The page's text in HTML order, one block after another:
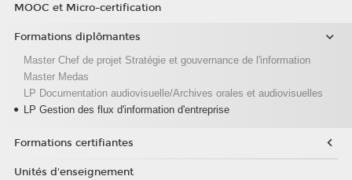
MOOC et Micro-certification
Formations diplômantes
Master Chef de projet Stratégie et gouvernance de l'information
Master Medas
LP Documentation audiovisuelle/Archives orales et audiovisuelles
LP Gestion des flux d'information d'entreprise
Formations certifiantes
Unités d'enseignement